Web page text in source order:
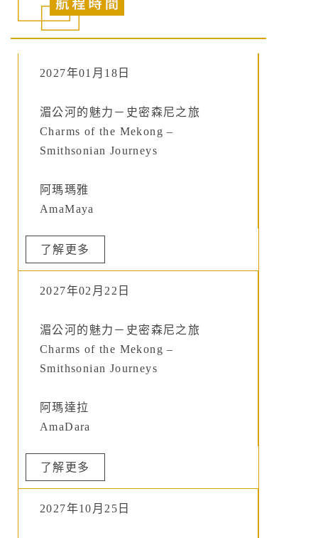
2027年01月18日
湄公河的魅力－史密森尼之旅
Charms of the Mekong –
Smithsonian Journeys
阿瑪瑪雅
AmaMaya
了解更多
2027年02月22日
湄公河的魅力－史密森尼之旅
Charms of the Mekong –
Smithsonian Journeys
阿瑪達拉
AmaDara
了解更多
2027年10月25日